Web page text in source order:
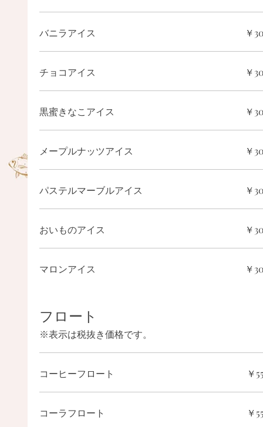
バニラアイス ￥
チョコアイス ￥
黒蜜きなこアイス ￥
メープルナッツアイス ￥
パステルマーブルアイス ￥
おいものアイス ￥
マロンアイス ￥
フロート
※表示は税抜き価格です。
コーヒーフロート ￥
コーラフロート ￥